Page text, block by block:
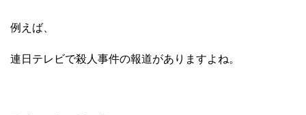
例えば、
連日テレビで殺人事件の報道がありますよね。